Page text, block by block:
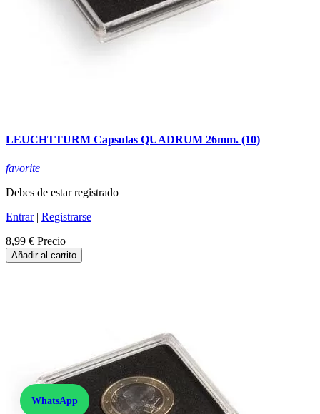
LEUCHTTURM Capsulas QUADRUM 26mm. (10)
favorite
Debes de estar registrado
Entrar| Registrarse
8,99 € Precio
Añadir al carrito
WhatsApp